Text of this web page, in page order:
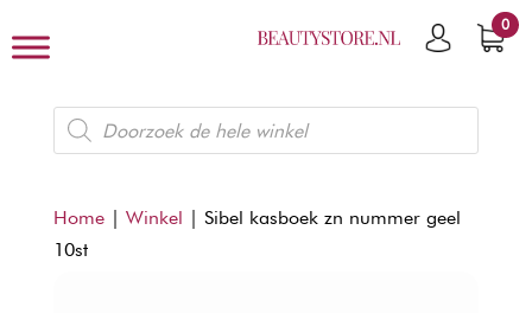
0
Producten
zoeken
Home| Winkel | Sibel kasboek zn nummer geel
10st